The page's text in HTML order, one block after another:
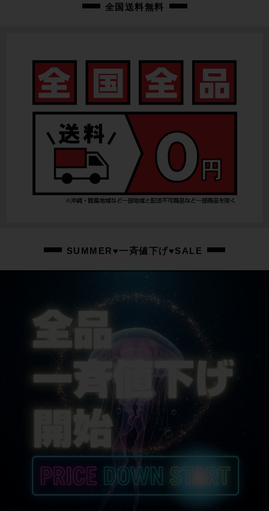
全国送料無料
SUMMER♥一斉値下げ♥SALE